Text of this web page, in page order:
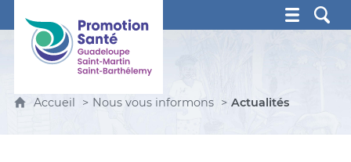
Promotion Santé Guadeloupe, Saint-Martin, Saint
Accueil Nous vous informons Actualités